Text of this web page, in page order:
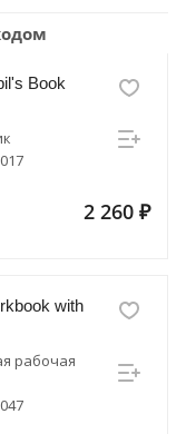
Book
2 260 ₽
with
рабочая